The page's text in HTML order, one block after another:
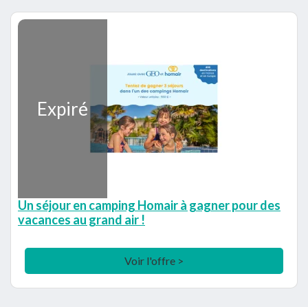
Expiré
Un séjour en camping Homair à gagner pour des
vacances au grand air !
Voir l'offre >